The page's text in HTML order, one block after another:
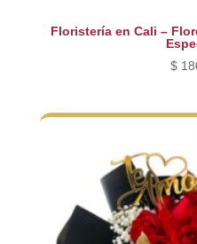
Floristería en Cali –
$